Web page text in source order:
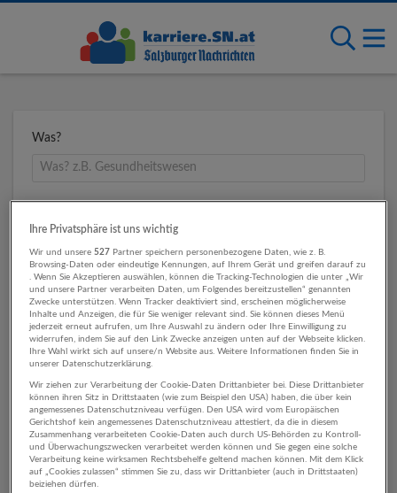
Was?
Umkreis
1 IT, EDV Einzelhandel
Unternehmen
Ihre Privatsphäre ist uns wichtig
Wir und unsere527 Partner speichern personenbezogene Daten, wie z. B.
Browsing-Daten oder eindeutige Kennungen, auf Ihrem Gerät und greifen darauf zu
. Wenn Sie Akzeptieren auswählen, können die Tracking-Technologien die unter „Wir
und unsere Partner verarbeiten Daten, um Folgendes bereitzustellen“ genannten
Zwecke unterstützen. Wenn Tracker deaktiviert sind, erscheinen möglicherweise
Inhalte und Anzeigen, die für Sie weniger relevant sind. Sie können dieses Menü
jederzeit erneut aufrufen, um Ihre Auswahl zu ändern oder Ihre Einwilligung zu
widerrufen, indem Sie auf den Link Zwecke anzeigen unten auf der Webseite klicken.
Ihre Wahl wirkt sich auf unsere/n Website aus. Weitere Informationen finden Sie in
unserer Datenschutzerklärung.
Wir ziehen zur Verarbeitung der Cookie-Daten Drittanbieter bei. Diese Drittanbieter
können ihren Sitz in Drittstaaten (wie zum Beispiel den USA) haben, die über kein
angemessenes Datenschutzniveau verfügen. Den USA wird vom Europäischen
Gerichtshof kein angemessenes Datenschutzniveau attestiert, da die in diesem
Zusammenhang verarbeiteten Cookie-Daten auch durch US-Behörden zu Kontroll-
und Überwachungszwecken verarbeitet werden können und Sie gegen eine solche
Verarbeitung keine wirksamen Rechtsbehelfe geltend machen können. Mit dem Klick
auf „Cookies zulassen“ stimmen Sie zu, dass wir Drittanbieter (auch in Drittstaaten)
beiziehen dürfen.